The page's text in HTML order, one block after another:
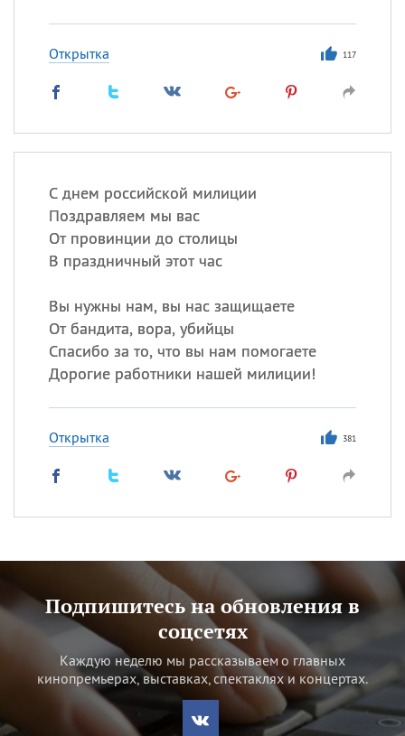
Открытка 117
С днем российской милиции
Поздравляем мы вас
От провинции до столицы
В праздничный этот час
Вы нужны нам, вы нас защищаете
От бандита, вора, убийцы
Спасибо за то, что вы нам помогаете
Дорогие работники нашей милиции!
Открытка 381
Подпишитесь на обновления в
соцсетях
Каждую неделю мы рассказываем о главных
кинопремьерах, выставках, спектаклях и концертах.